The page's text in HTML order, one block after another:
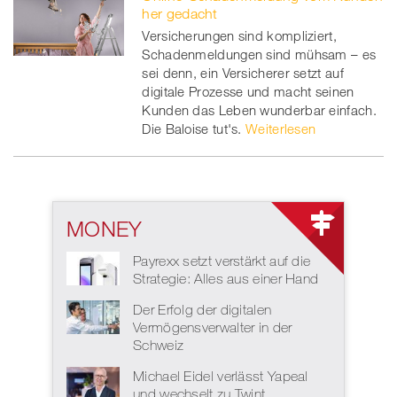
her gedacht
Versicherungen sind kompliziert,
Schadenmeldungen sind mühsam – es
sei denn, ein Versicherer setzt auf
digitale Prozesse und macht seinen
Kunden das Leben wunderbar einfach.
Die Baloise tut's.Weiterlesen
MONEY
Payrexx setzt verstärkt auf die
Strategie: Alles aus einer Hand
Der Erfolg der digitalen
Vermögensverwalter in der
Schweiz
Michael Eidel verlässt Yapeal
und wechselt zu Twint